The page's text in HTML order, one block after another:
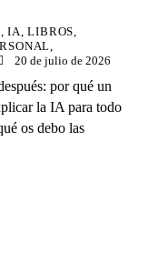
IA,LIBROS,
20 de julio de 2026
por qué un
la IA para todo
os debo las